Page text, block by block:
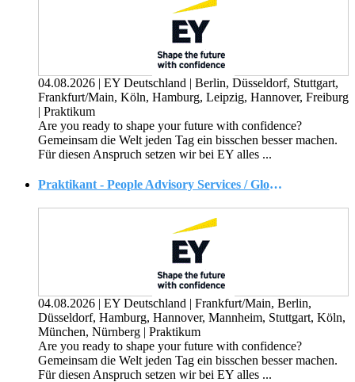
04.08.2026 | EY Deutschland | Berlin, Düsseldorf, Stuttgart,
Frankfurt/Main, Köln, Hamburg, Leipzig, Hannover, Freiburg
| Praktikum
Are you ready to shape your future with confidence?
Gemeinsam die Welt jeden Tag ein bisschen besser machen.
Für diesen Anspruch setzen wir bei EY alles ...
Praktikant - People Advisory Services / Global Mobility Tax (w/m/d)
04.08.2026 | EY Deutschland | Frankfurt/Main, Berlin,
Düsseldorf, Hamburg, Hannover, Mannheim, Stuttgart, Köln,
München, Nürnberg | Praktikum
Are you ready to shape your future with confidence?
Gemeinsam die Welt jeden Tag ein bisschen besser machen.
Für diesen Anspruch setzen wir bei EY alles ...